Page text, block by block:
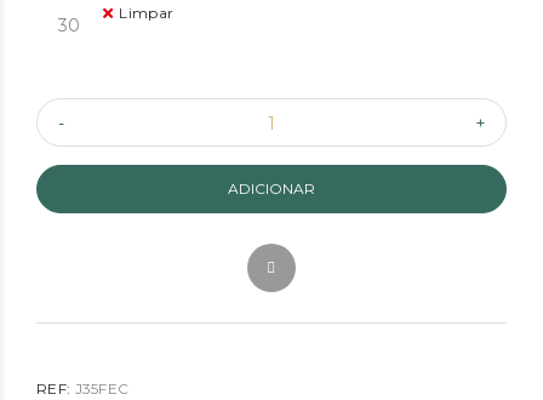
30
Limpar
ADICIONAR
REF: J35FEC